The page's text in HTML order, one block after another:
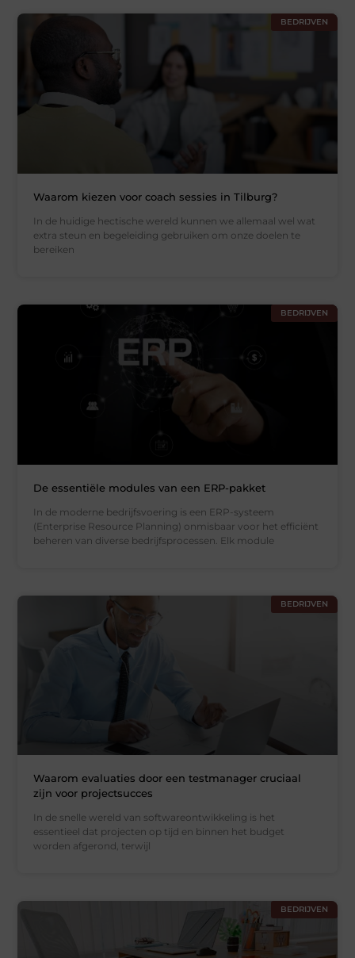
BEDRIJVEN
Waarom kiezen voor coach sessies in Tilburg?
In de huidige hectische wereld kunnen we allemaal wel wat
extra steun en begeleiding gebruiken om onze doelen te
bereiken
BEDRIJVEN
De essentiële modules van een ERP-pakket
In de moderne bedrijfsvoering is een ERP-systeem
(Enterprise Resource Planning) onmisbaar voor het efficiënt
beheren van diverse bedrijfsprocessen. Elk module
BEDRIJVEN
Waarom evaluaties door een testmanager cruciaal
zijn voor projectsucces
In de snelle wereld van softwareontwikkeling is het
essentieel dat projecten op tijd en binnen het budget
worden afgerond, terwijl
BEDRIJVEN